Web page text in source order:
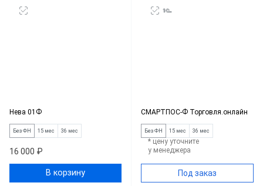
Нева 01Ф
Без ФН 15 мес 36 мес
16 000 ₽
В корзину
СМАРТПОС-Ф Торговля.онлайн
Без ФН 15 мес 36 мес
* цену уточните
у менеджера
Под заказ